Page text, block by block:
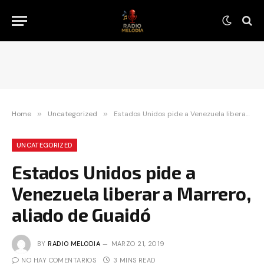
Home » Uncategorized » Estados Unidos pide a Venezuela liberar a Marrero, aliado de Guaidó
UNCATEGORIZED
Estados Unidos pide a
Venezuela liberar a Marrero,
aliado de Guaidó
BY RADIO MELODIA MARZO 21, 2019
NO HAY COMENTARIOS 3 MINS READ